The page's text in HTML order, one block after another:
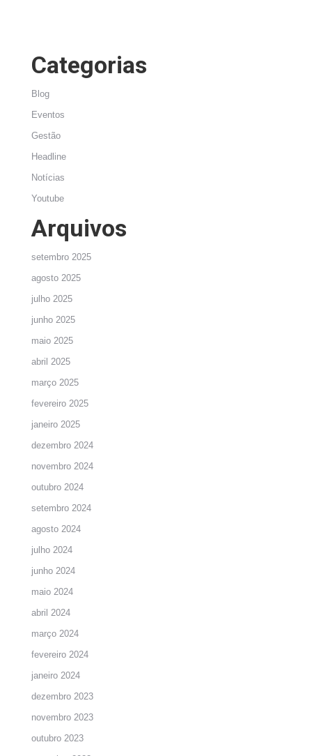
Categorias
Blog
Eventos
Gestão
Headline
Notícias
Youtube
Arquivos
setembro 2025
agosto 2025
julho 2025
junho 2025
maio 2025
abril 2025
março 2025
fevereiro 2025
janeiro 2025
dezembro 2024
novembro 2024
outubro 2024
setembro 2024
agosto 2024
julho 2024
junho 2024
maio 2024
abril 2024
março 2024
fevereiro 2024
janeiro 2024
dezembro 2023
novembro 2023
outubro 2023